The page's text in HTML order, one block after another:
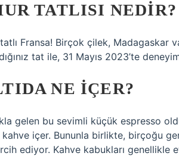
TATLISI NEDIR?
Fransa! Birçok çilek, Madagaskar
tat ile, 31 Mayıs 2023’te
NE IÇER?
gelen bu sevimli küçük espresso
içer. Bununla birlikte, birçoğu
ediyor. Kahve kabukları genellikle